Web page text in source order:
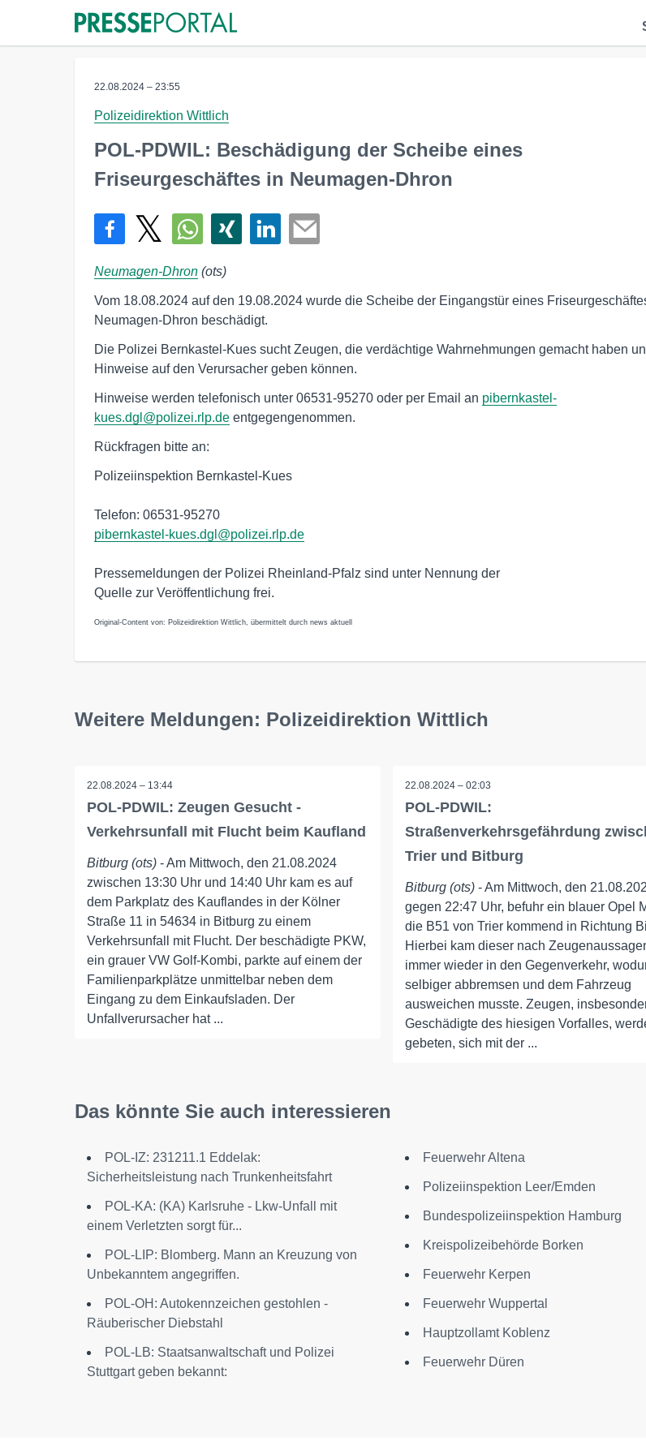
22.08.2024 – 23:55
Polizeidirektion Wittlich
POL-PDWIL: Beschädigung der Scheibe eines
Friseurgeschäftes in Neumagen-Dhron
Neumagen-Dhron (ots)
Vom 18.08.2024 auf den 19.08.2024 wurde die Scheibe der Eingangstür eines
Neumagen-Dhron beschädigt.
Die Polizei Bernkastel-Kues sucht Zeugen, die verdächtige Wahrnehmungen gemacht haben
Hinweise auf den Verursacher geben können.
Hinweise werden telefonisch unter 06531-95270 oder per Email an pibernkastel-
kues.dgl@polizei.rlp.de entgegengenommen.
Rückfragen bitte an:
Polizeiinspektion Bernkastel-Kues
Telefon: 06531-95270
pibernkastel-kues.dgl@polizei.rlp.de
Pressemeldungen der Polizei Rheinland-Pfalz sind unter Nennung der
Quelle zur Veröffentlichung frei.
Original-Content von: Polizeidirektion Wittlich, übermittelt durch news aktuell
Weitere Meldungen: Polizeidirektion Wittlich
22.08.2024 – 13:44
POL-PDWIL: Zeugen Gesucht -
Verkehrsunfall mit Flucht beim Kaufland
Bitburg (ots) - Am Mittwoch, den 21.08.2024
zwischen 13:30 Uhr und 14:40 Uhr kam es auf
dem Parkplatz des Kauflandes in der Kölner
Straße 11 in 54634 in Bitburg zu einem
Verkehrsunfall mit Flucht. Der beschädigte PKW,
ein grauer VW Golf-Kombi, parkte auf einem der
Familienparkplätze unmittelbar neben dem
Eingang zu dem Einkaufsladen. Der
Unfallverursacher hat ...
22.08.2024 – 02:03
POL-PDWIL:
Straßenverkehrsgefährdung
Trier und Bitburg
Bitburg (ots)- Am Mittwoch, den
gegen 22:47 Uhr, befuhr ein blauer Opel
die B51 von Trier kommend in Richtung
Hierbei kam dieser nach
immer wieder in den Gegenverkehr,
selbiger abbremsen und dem Fahrzeug
ausweichen musste. Zeugen,
Geschädigte des hiesigen Vorfalles,
gebeten, sich mit der ...
Das könnte Sie auch interessieren
POL-IZ: 231211.1 Eddelak:
Sicherheitsleistung nach Trunkenheitsfahrt
POL-KA: (KA) Karlsruhe - Lkw-Unfall mit
einem Verletzten sorgt für...
POL-LIP: Blomberg. Mann an Kreuzung von
Unbekanntem angegriffen.
POL-OH: Autokennzeichen gestohlen -
Räuberischer Diebstahl
POL-LB: Staatsanwaltschaft und Polizei
Stuttgart geben bekannt:
Feuerwehr Altena
Polizeiinspektion Leer/Emden
Bundespolizeiinspektion Hamburg
Kreispolizeibehörde Borken
Feuerwehr Kerpen
Feuerwehr Wuppertal
Hauptzollamt Koblenz
Feuerwehr Düren